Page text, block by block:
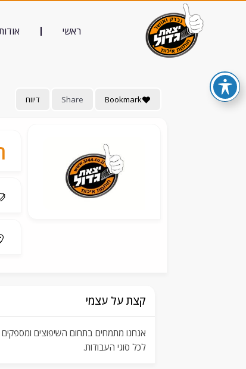
ראשי
Bookmark
Share דיווח
קצת על עצמי
אנחנו מתמחים בתחום השיפוצים ומספקים
לכל סוגי העבודות.